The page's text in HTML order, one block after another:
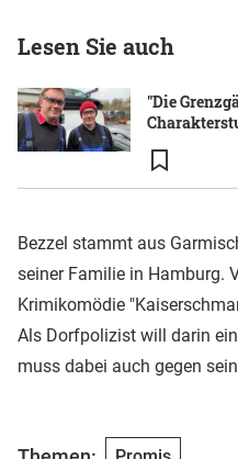
Lesen Sie auch
"Die
Bezzel stammt aus
seiner Familie in Hamburg.
Krimikomödie
Als Dorfpolizist will darin
muss dabei auch gegen